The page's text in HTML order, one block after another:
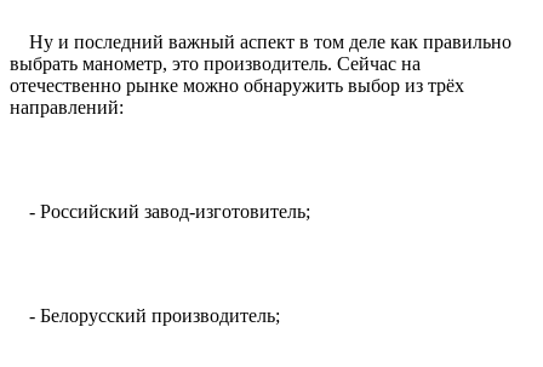
Ну и последний важный аспект в том деле как правильно
выбрать манометр, это производитель. Сейчас на
отечественно рынке можно обнаружить выбор из трёх
направлений:
- Российский завод-изготовитель;
- Белорусский производитель;